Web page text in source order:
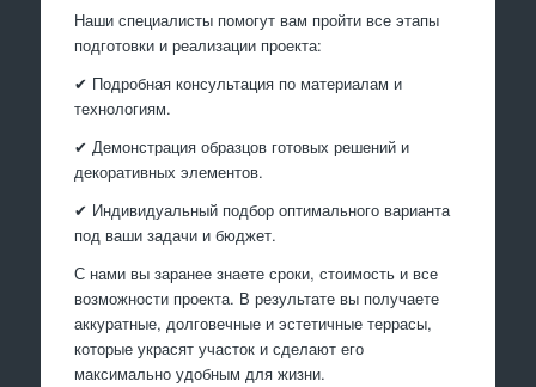
Наши специалисты помогут вам пройти все этапы
подготовки и реализации проекта:
✔ Подробная консультация по материалам и
технологиям.
✔ Демонстрация образцов готовых решений и
декоративных элементов.
✔ Индивидуальный подбор оптимального варианта
под ваши задачи и бюджет.
С нами вы заранее знаете сроки, стоимость и все
возможности проекта. В результате вы получаете
аккуратные, долговечные и эстетичные террасы,
которые украсят участок и сделают его
максимально удобным для жизни.